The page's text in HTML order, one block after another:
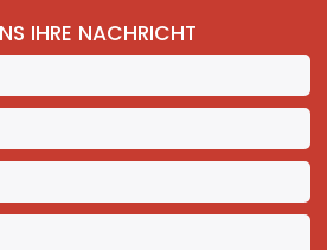
IHRE NACHRICHT